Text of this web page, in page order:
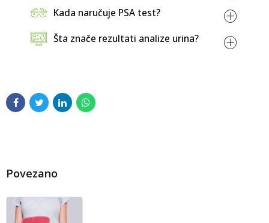
PSA slobodni (fPSA) –
20 KM
Tešanjska 1.
Skrining raka
Kada naručuje PSA test?
Šta znače rezultati analize urina?
Skrining raka
Povezano